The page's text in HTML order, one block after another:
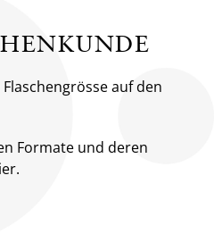
auf den
Formate und deren